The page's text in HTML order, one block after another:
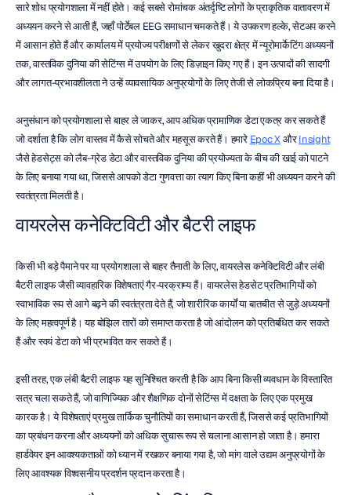
सारे शोध प्रयोगशाला में नहीं होते। कई सबसे रोमांचक अंतर्दृष्टि लोगों के प्राकृतिक वातावरण में
अध्ययन करने से आती हैं, जहाँ पोर्टेबल EEG समाधान चमकते हैं। ये उपकरण हल्के, सेटअप करने
में आसान होते हैं और कार्यालय में प्रयोज्य परीक्षणों से लेकर खुदरा क्षेत्र में न्यूरोमार्केटिंग अध्ययनों
तक, वास्तविक दुनिया की सेटिंग्स में उपयोग के लिए डिज़ाइन किए गए हैं। इन उत्पादों की सादगी
और लागत-प्रभावशीलता ने उन्हें व्यावसायिक अनुप्रयोगों के लिए तेजी से लोकप्रिय बना दिया है।
अनुसंधान को प्रयोगशाला से बाहर ले जाकर, आप अधिक प्रामाणिक डेटा एकत्र कर सकते हैं
जो दर्शाता है कि लोग वास्तव में कैसे सोचते और महसूस करते हैं। हमारे Epoc X और Insight
जैसे हेडसेट्स को लैब-ग्रेड डेटा और वास्तविक दुनिया की प्रयोज्यता के बीच की खाई को पाटने
के लिए बनाया गया था, जिससे आपको डेटा गुणवत्ता का त्याग किए बिना कहीं भी अध्ययन करने की
स्वतंत्रता मिलती है।
वायरलेस कनेक्टिविटी और बैटरी लाइफ
किसी भी बड़े पैमाने पर या प्रयोगशाला से बाहर तैनाती के लिए, वायरलेस कनेक्टिविटी और लंबी
बैटरी लाइफ जैसी व्यावहारिक विशेषताएं गैर-परक्राम्य हैं। वायरलेस हेडसेट प्रतिभागियों को
स्वाभाविक रूप से आगे बढ़ने की स्वतंत्रता देते हैं, जो शारीरिक कार्यों या बातचीत से जुड़े अध्ययनों
के लिए महत्वपूर्ण है। यह बोझिल तारों को समाप्त करता है जो आंदोलन को प्रतिबंधित कर सकते
हैं और स्वयं डेटा को भी प्रभावित कर सकते हैं।
इसी तरह, एक लंबी बैटरी लाइफ यह सुनिश्चित करती है कि आप बिना किसी व्यवधान के विस्तारित
सत्र चला सकते हैं, जो वाणिज्यिक और शैक्षणिक दोनों सेटिंग्स में दक्षता के लिए एक प्रमुख
कारक है। ये विशेषताएं प्रमुख तार्किक चुनौतियों का समाधान करती हैं, जिससे कई प्रतिभागियों
का प्रबंधन करना और अध्ययनों को अधिक सुचारू रूप से चलाना आसान हो जाता है। हमारा
हार्डवेयर इन आवश्यकताओं को ध्यान में रखकर बनाया गया है, जो मांग वाले उद्यम अनुप्रयोगों के
लिए आवश्यक विश्वसनीय प्रदर्शन प्रदान करता है।